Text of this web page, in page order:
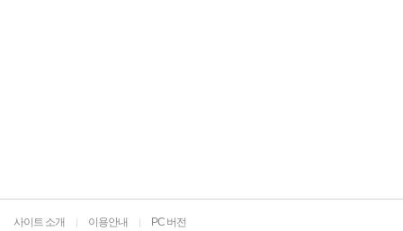
사이트 소개 | 이용안내 | PC 버전